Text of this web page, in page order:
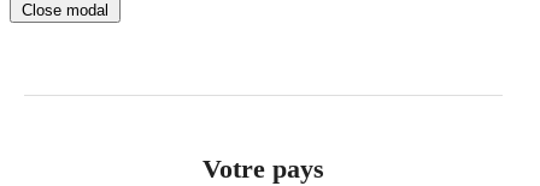
Close modal
Votre pays